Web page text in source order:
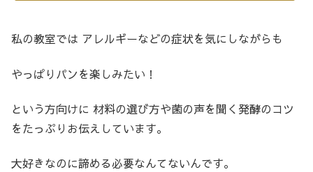
私の教室では アレルギーなどの症状を気にしながらも
やっぱりパンを楽しみたい！
という方向けに 材料の選び方や菌の声を聞く発酵のコツ
をたっぷりお伝えしています。
大好きなのに諦める必要なんてないんです。